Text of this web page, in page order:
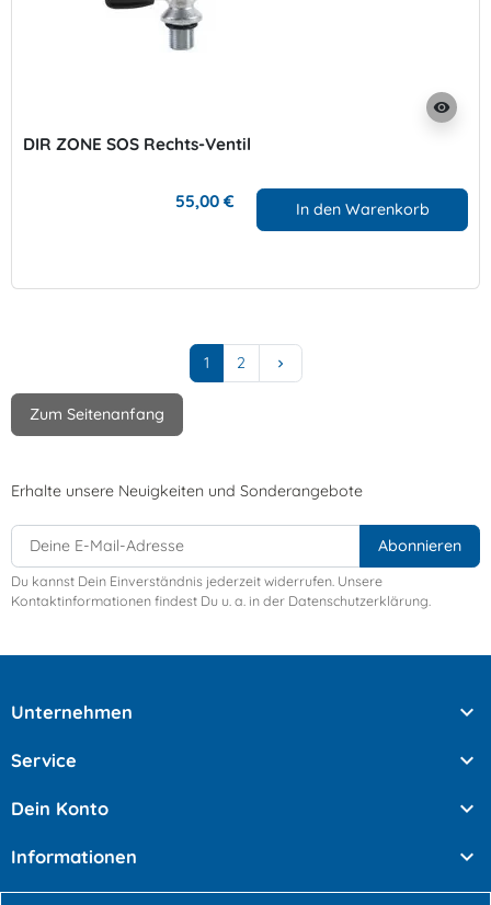
visibility
DIR ZONE SOS Rechts-Ventil
55,00 € In den Warenkorb
1 2 keyboard_arrow_right
Zum Seitenanfang
Erhalte unsere Neuigkeiten und Sonderangebote
Du kannst Dein Einverständnis jederzeit widerrufen. Unsere
Kontaktinformationen findest Du u. a. in der Datenschutzerklärung.
Unternehmen 
Service 
Dein Konto 
Informationen 